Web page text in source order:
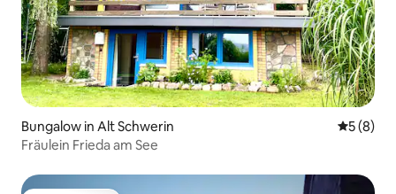
Bungalow in Alt Schwerin
5 (8)
Fräulein Frieda am See